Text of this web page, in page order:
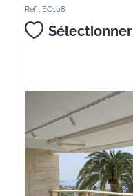
Réf : EC108
Sélectionner